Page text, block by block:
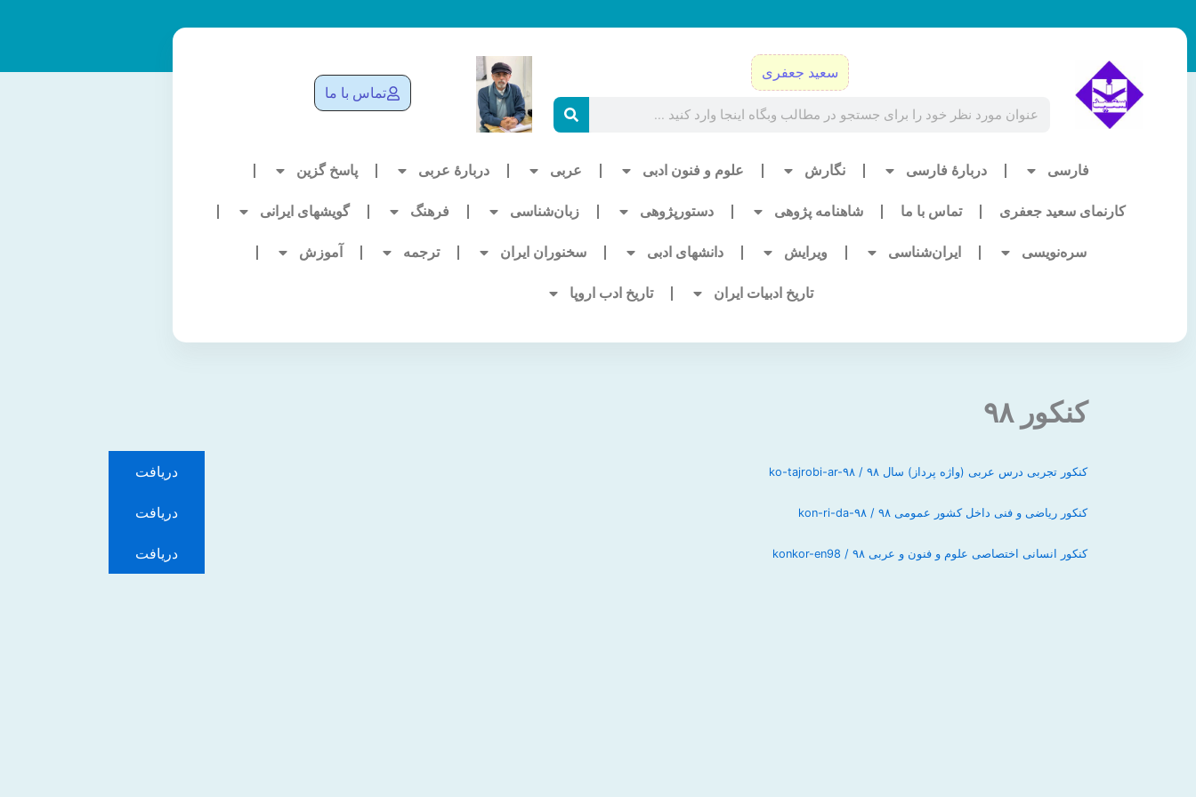
به
سعید جعفری
تماس با ما
فارسی دربارۀ فارسی نگارش علوم و فنون ادبی عربی دربارۀ عربی پاسخ گزین
کارنمای سعید جعفری تماس با ما شاهنامه پژوهی دستورپژوهی زبان‌شناسی فرهنگ گویشهای ایرانی
سره‌نویسی ایران‌شناسی ویرایش دانشهای ادبی سخنوران ایران ترجمه آموزش
تاریخ ادبیات ایران تاریخ ادب اروپا
کنکور ۹۸
کنکور تجربی درس عربی (واژه پرداز) سال ۹۸ / ko-tajrobi-ar-۹۸ دریافت
کنکور ریاضی و فنی داخل کشور عمومی ۹۸ / kon-ri-da-۹۸ دریافت
کنکور انسانی اختصاصی علوم و فنون و عربی ۹۸ / konkor-en98 دریافت